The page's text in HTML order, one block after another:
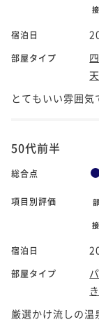
宿泊日
部屋タイプ
とてもいい雰囲
50代前半
総合点
項目別評価
宿泊日
部屋タイプ
厳選かけ流しの